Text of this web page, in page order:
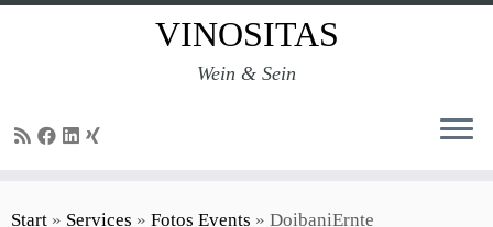
Inhalt
VINOSITAS
Wein & Sein
Start » Services » Fotos Events » DoibaniErnte